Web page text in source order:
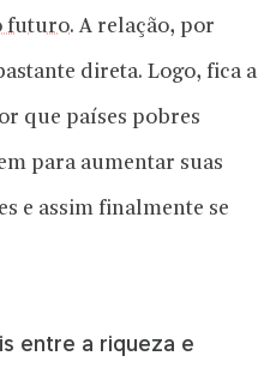
futuro. A relação, por
direta. Logo, fica a
que países pobres
para aumentar suas
e assim finalmente se
entre a riqueza e